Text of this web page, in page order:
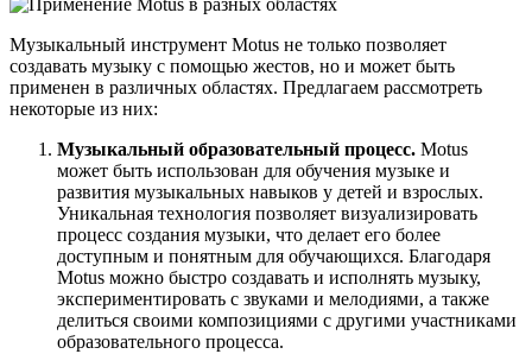
Музыкальный инструмент Motus не только позволяет
создавать музыку с помощью жестов, но и может быть
применен в различных областях. Предлагаем рассмотреть
некоторые из них:
Музыкальный образовательный процесс. Motus
может быть использован для обучения музыке и
развития музыкальных навыков у детей и взрослых.
Уникальная технология позволяет визуализировать
процесс создания музыки, что делает его более
доступным и понятным для обучающихся. Благодаря
Motus можно быстро создавать и исполнять музыку,
экспериментировать с звуками и мелодиями, а также
делиться своими композициями с другими участниками
образовательного процесса.